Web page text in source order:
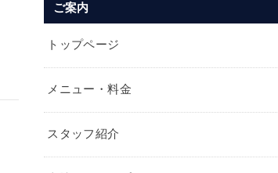
ご案内
トップページ
メニュー・料金
スタッフ紹介